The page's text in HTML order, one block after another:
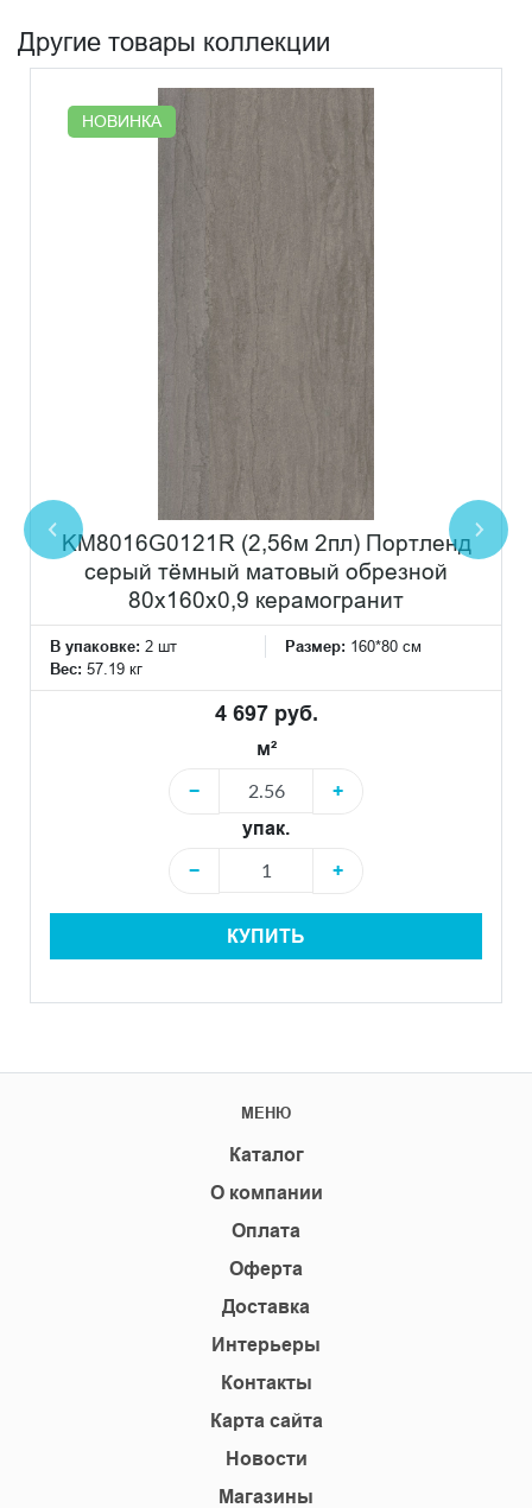
Другие товары коллекции
НОВИНКА
KM8016G0121R (2,56м 2пл) Портленд
серый тёмный матовый обрезной
80x160x0,9 керамогранит
В упаковке: 2 шт Размер: 160*80 см
Вес: 57.19 кг
4 697 руб.
м²
−
+
упак.
−
+
КУПИТЬ
МЕНЮ
Каталог
О компании
Оплата
Оферта
Доставка
Интерьеры
Контакты
Карта сайта
Новости
Магазины